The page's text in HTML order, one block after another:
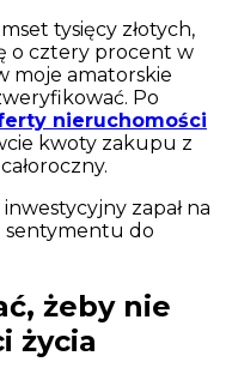
tysięcy złotych,
o cztery procent w
moje amatorskie
Po
nieruchomości
kwoty zakupu z
zapał na
sentymentu do
żeby nie
życia